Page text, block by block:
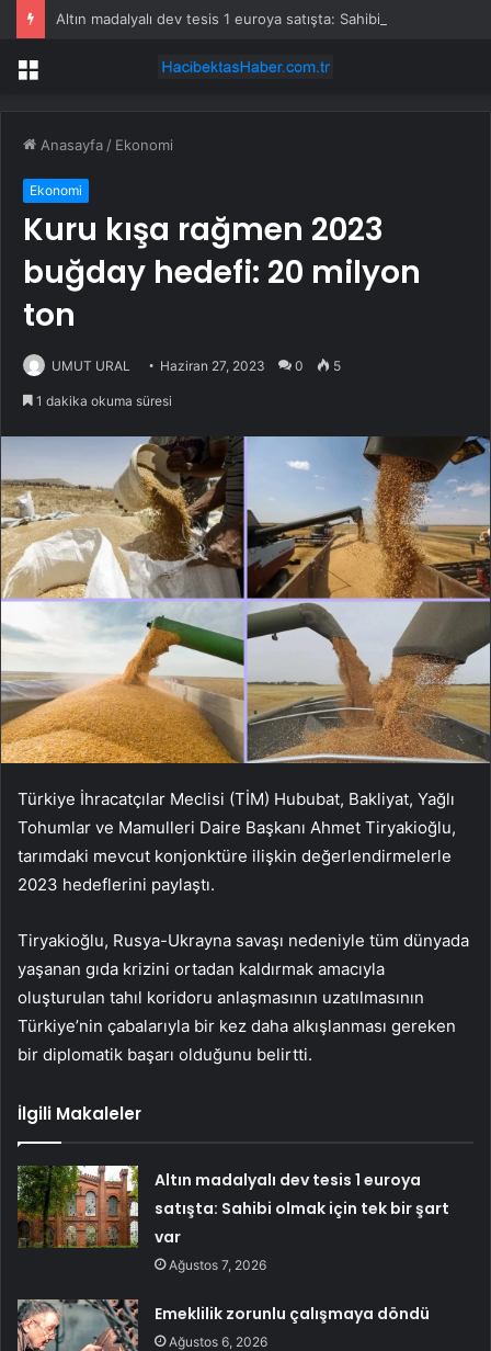
Menü
Anasayfa / Ekonomi
Ekonomi
Kuru kışa rağmen 2023
buğday hedefi: 20 milyon
ton
UMUT URAL Haziran 27, 2023 0 5
1 dakika okuma süresi
Türkiye İhracatçılar Meclisi (TİM) Hububat, Bakliyat, Yağlı
Tohumlar ve Mamulleri Daire Başkanı Ahmet Tiryakioğlu,
tarımdaki mevcut konjonktüre ilişkin değerlendirmelerle
2023 hedeflerini paylaştı.
Tiryakioğlu, Rusya-Ukrayna savaşı nedeniyle tüm dünyada
yaşanan gıda krizini ortadan kaldırmak amacıyla
oluşturulan tahıl koridoru anlaşmasının uzatılmasının
Türkiye’nin çabalarıyla bir kez daha alkışlanması gereken
bir diplomatik başarı olduğunu belirtti.
İlgili Makaleler
Altın madalyalı dev tesis 1 euroya
satışta: Sahibi olmak için tek bir şart
var
Ağustos 7, 2026
Emeklilik zorunlu çalışmaya döndü
Ağustos 6, 2026